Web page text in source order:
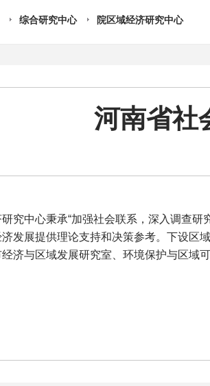
综合研究中心 院区域经济研究中心
河南省社
中心秉承“加强社会联系，深入调查研
发展提供理论支持和决策参考。下设区
济与区域发展研究室、环境保护与区域